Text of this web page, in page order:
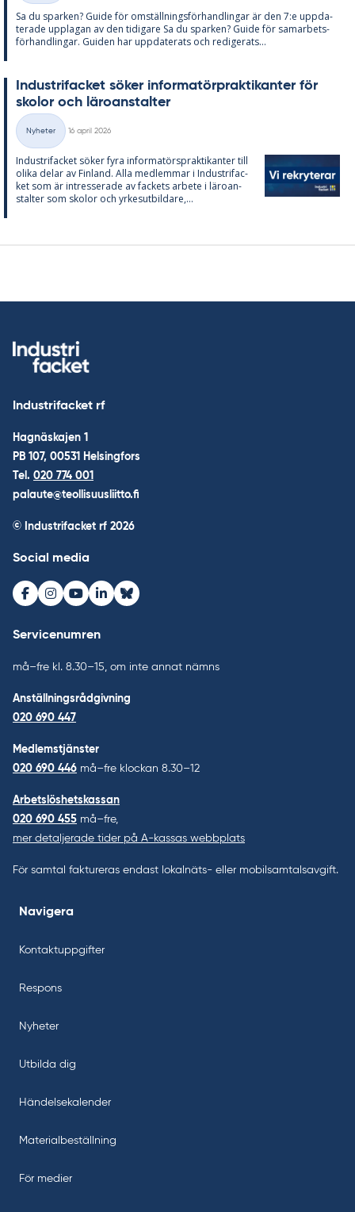
Sa du spar­ken? Guide för om­ställ­nings­för­hand­ling­ar är den 7:e upp­da­
te­ra­de upp­la­gan av den ti­di­ga­re Sa du spar­ken? Guide för sam­ar­bets­
för­hand­ling­ar. Gui­den har upp­da­te­ra­ts och re­di­ge­ra­ts...
In­du­stri­fac­ket sö­ker in­for­ma­törprak­ti­kan­ter för
sko­lor och läro­an­stal­ter
Kategorier
Nyheter
16 april 2026
In­du­stri­fac­ket sö­ker fyra in­for­ma­tör­sprak­ti­kan­ter till
oli­ka de­lar av Fin­land. Alla med­lem­mar i In­du­stri­fac­
ket som är in­tres­se­ra­de av fac­kets ar­bete i läro­an­
stal­ter som sko­lor och yr­kes­ut­bil­da­re,...
Industrifacket rf
Hagnäskajen 1
PB 107, 00531 Helsingfors
Tel. 020 774 001
palaute@teollisuusliitto.fi
© Industrifacket rf 2026
Social media
Facebook
Instagram
Youtube
LinkedInBluesky
Servicenumren
må–fre kl. 8.30–15, om inte annat nämns
Anställningsrådgivning
020 690 447
Medlemstjänster
020 690 446 må–fre klockan 8.30–12
Arbetslöshetskassan
020 690 455 må–fre,
mer detaljerade tider på A-kassas webbplats
För samtal faktureras endast lokalnäts- eller mobilsamtalsavgift.
Navigera
Kontaktuppgifter
Respons
Nyheter
Utbilda dig
Händelsekalender
Materialbeställning
För medier